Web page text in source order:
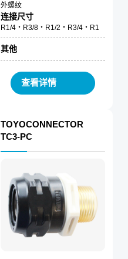
外螺纹
连接尺寸
R1/4・R3/8・R1/2・R3/4・R1
其他
查看详情
TOYOCONNECTOR
TC3-PC